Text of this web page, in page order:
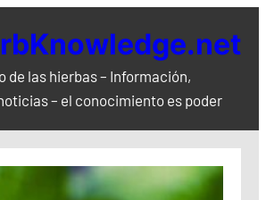
de las hierbas – Información,
– el conocimiento es poder